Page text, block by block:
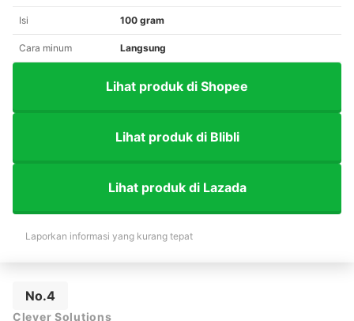
Isi 100 gram
Cara minum Langsung
Lihat produk di Shopee
Lihat produk di Blibli
Lihat produk di Lazada
Laporkan informasi yang kurang tepat
No.4
Clever Solutions